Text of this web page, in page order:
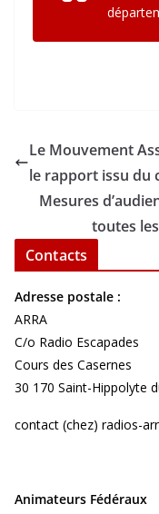
Le Mouvement
le rapport issu du
Mesures
toutes les
Contacts
Adresse postale :
ARRA
C/o Radio Escapades
Cours des Casernes
30 170 Saint-Hippolyte
contact (chez) radios-
Animateurs Fédéraux